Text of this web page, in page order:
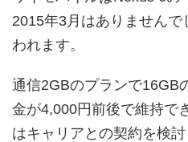
2015年3月はありません
われます。
通信2GBのプランで16GB
金が4,000円前後で維持で
はキャリアとの契約を検討